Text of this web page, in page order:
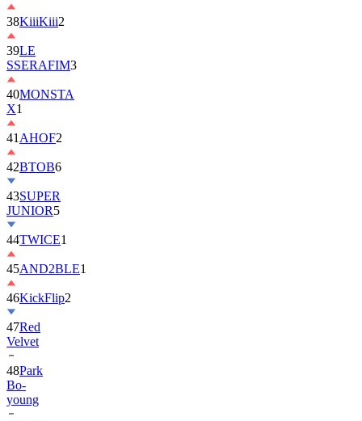
38KiiiKiii2
39LE
SSERAFIM3
40MONSTA
X1
41 AHOF2
42BTOB6
43SUPER
JUNIOR5
44TWICE1
45AND2BLE1
46KickFlip2
47Red
Velvet
48Park
Bo-
young